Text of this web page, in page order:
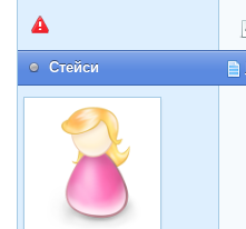
Стейси